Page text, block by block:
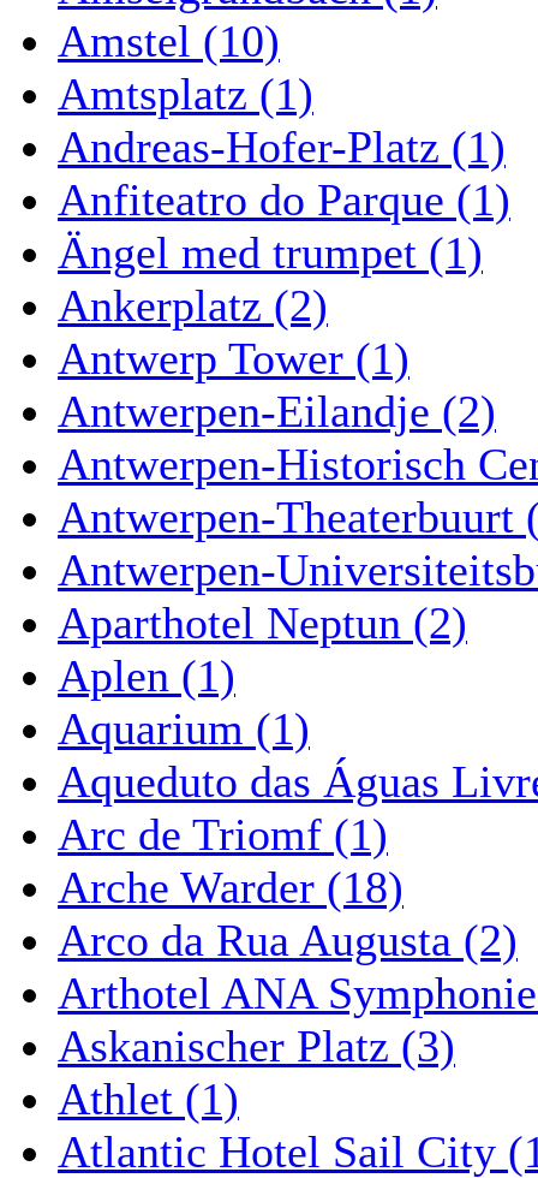
Amstel (10)
Amtsplatz (1)
Andreas-Hofer-Platz (1)
Anfiteatro do Parque (1)
Ängel med trumpet (1)
Ankerplatz (2)
Antwerp Tower (1)
Antwerpen-Eilandje (2)
Antwerpen-Historisch
Antwerpen-Theaterbuurt
Antwerpen-
Aparthotel Neptun (2)
Aplen (1)
Aquarium (1)
Aqueduto das Águas
Arc de Triomf (1)
Arche Warder (18)
Arco da Rua Augusta (2)
Arthotel ANA
Askanischer Platz (3)
Athlet (1)
Atlantic Hotel Sail City